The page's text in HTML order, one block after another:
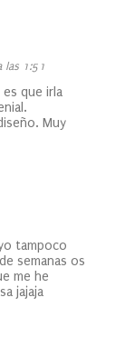
las 1:51
es que irla
Muy
tampoco
semanas os
me he
jajaja